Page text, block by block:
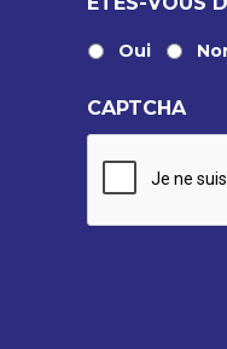
Oui
CAPTCHA